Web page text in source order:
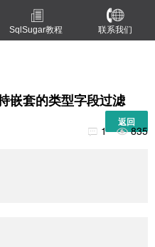
SqlSugar教程 联系我们
嵌套的类型字段过滤
返回
 1 835